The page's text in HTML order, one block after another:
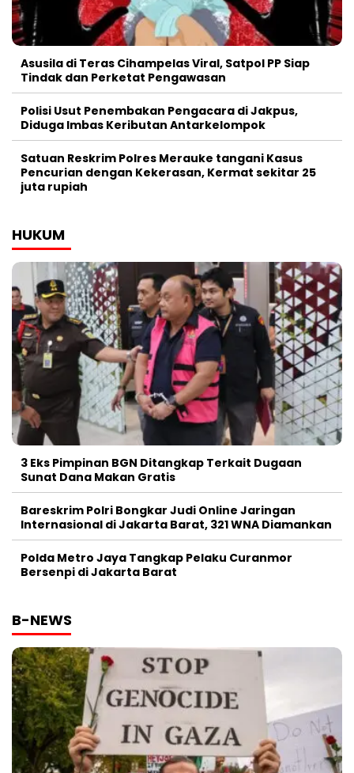
Asusila di Teras Cihampelas Viral, Satpol PP Siap
Tindak dan Perketat Pengawasan
Polisi Usut Penembakan Pengacara di Jakpus,
Diduga Imbas Keributan Antarkelompok
Satuan Reskrim Polres Merauke tangani Kasus
Pencurian dengan Kekerasan, Kermat sekitar 25
juta rupiah
HUKUM
3 Eks Pimpinan BGN Ditangkap Terkait Dugaan
Sunat Dana Makan Gratis
Bareskrim Polri Bongkar Judi Online Jaringan
Internasional di Jakarta Barat, 321 WNA Diamankan
Polda Metro Jaya Tangkap Pelaku Curanmor
Bersenpi di Jakarta Barat
B-NEWS